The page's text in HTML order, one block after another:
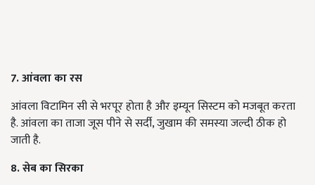
7. आंवला का रस
आंवला विटामिन सी से भरपूर होता है और इम्यून सिस्टम को मजबूत करता
है. आंवला का ताजा जूस पीने से सर्दी, जुखाम की समस्या जल्दी ठीक हो
जाती है.
8. सेब का सिरका